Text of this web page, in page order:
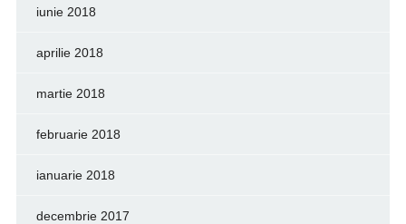
iunie 2018
aprilie 2018
martie 2018
februarie 2018
ianuarie 2018
decembrie 2017